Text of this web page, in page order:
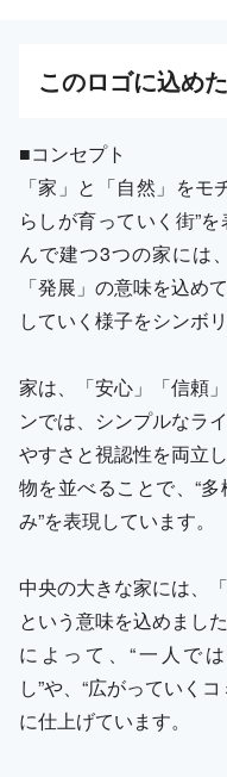
このロゴに込め
■コンセプト
「家」と「自然」を
らしが育っていく街”
んで建つ3つの家には
「発展」の意味を込め
していく様子をシンボ
家は、「安心」「信頼
ンでは、シンプルなラ
やすさと視認性を両立
物を並べることで、“
み”を表現しています。
中央の大きな家には、
という意味を込めまし
によって、“一人で
し”や、“広がっていく
に仕上げています。